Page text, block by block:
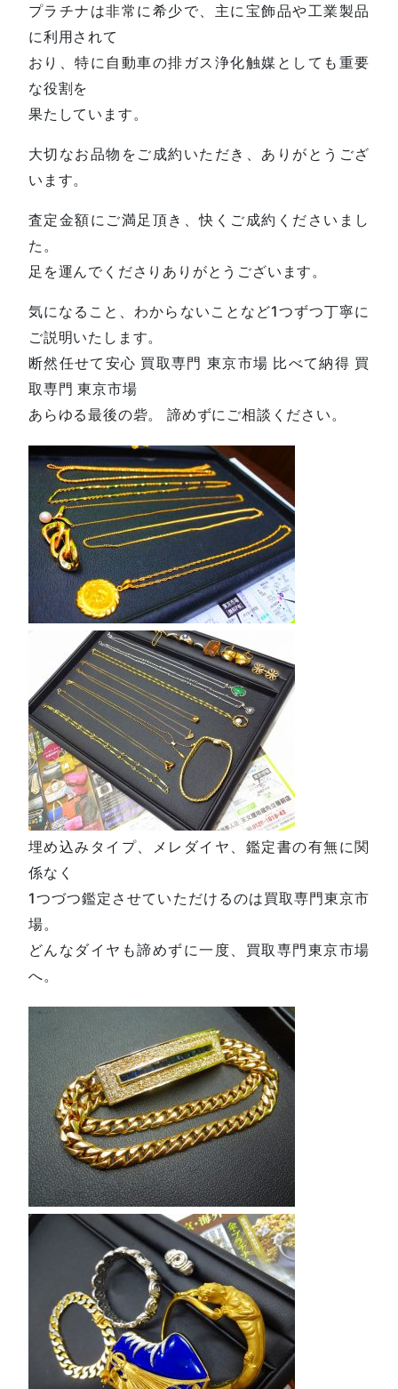
プラチナは非常に希少で、主に宝飾品や工業製品
に利用されて
おり、特に自動車の排ガス浄化触媒としても重要
な役割を
果たしています。
大切なお品物をご成約いただき、ありがとうござ
います。
査定金額にご満足頂き、快くご成約くださいまし
た。
足を運んでくださりありがとうございます。
気になること、わからないことなど1つずつ丁寧に
ご説明いたします。
断然任せて安心 買取専門 東京市場 比べて納得 買
取専門 東京市場
あらゆる最後の砦。 諦めずにご相談ください。
埋め込みタイプ、メレダイヤ、鑑定書の有無に関
係なく
1つづつ鑑定させていただけるのは買取専門東京市
場。
どんなダイヤも諦めずに一度、買取専門東京市場
へ。